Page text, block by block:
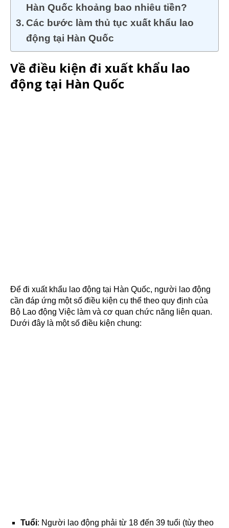
Hàn Quốc khoảng bao nhiêu tiền?
Các bước làm thủ tục xuất khẩu lao
động tại Hàn Quốc
Về điều kiện đi xuất khẩu lao
động tại Hàn Quốc
Để đi xuất khẩu lao động tại Hàn Quốc, người lao động
cần đáp ứng một số điều kiện cụ thể theo quy định của
Bộ Lao động Việc làm và cơ quan chức năng liên quan.
Dưới đây là một số điều kiện chung:
Tuổi: Người lao động phải từ 18 đến 39 tuổi (tùy theo